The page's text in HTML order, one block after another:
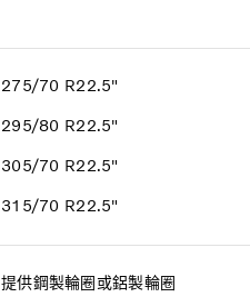
275/70 R22.5"
295/80 R22.5"
305/70 R22.5"
315/70 R22.5"
提供鋼製輪圈或鋁製輪圈